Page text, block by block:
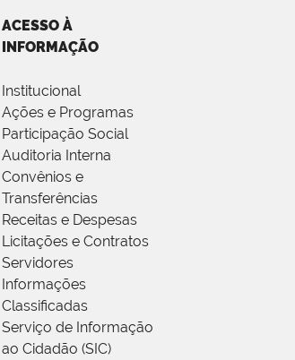
ACESSO À
INFORMAÇÃO
Institucional
Ações e Programas
Participação Social
Auditoria Interna
Convênios e
Transferências
Receitas e Despesas
Licitações e Contratos
Servidores
Informações
Classificadas
Serviço de Informação
ao Cidadão (SIC)